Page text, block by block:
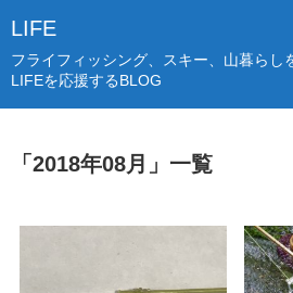
LIFE
フライフィッシング、スキー、山暮らし
LIFEを応援するBLOG
「 2018年08月 」 一覧